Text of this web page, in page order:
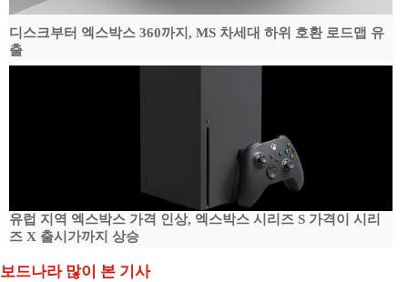
디스크부터 엑스박스 360까지, MS 차세대 하위 호환 로드맵 유
출
유럽 지역 엑스박스 가격 인상, 엑스박스 시리즈 S 가격이 시리
즈 X 출시가까지 상승
보드나라 많이 본 기사